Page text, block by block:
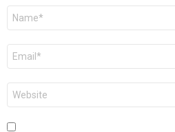
Nome
E-
mail
*
Site